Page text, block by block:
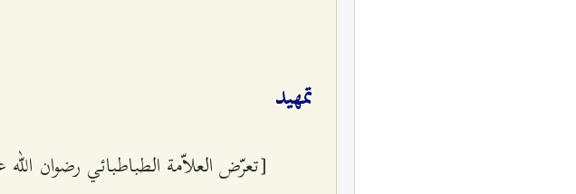
تمهيد
[تعرّض العلاّمة الطباطبائي رضوان